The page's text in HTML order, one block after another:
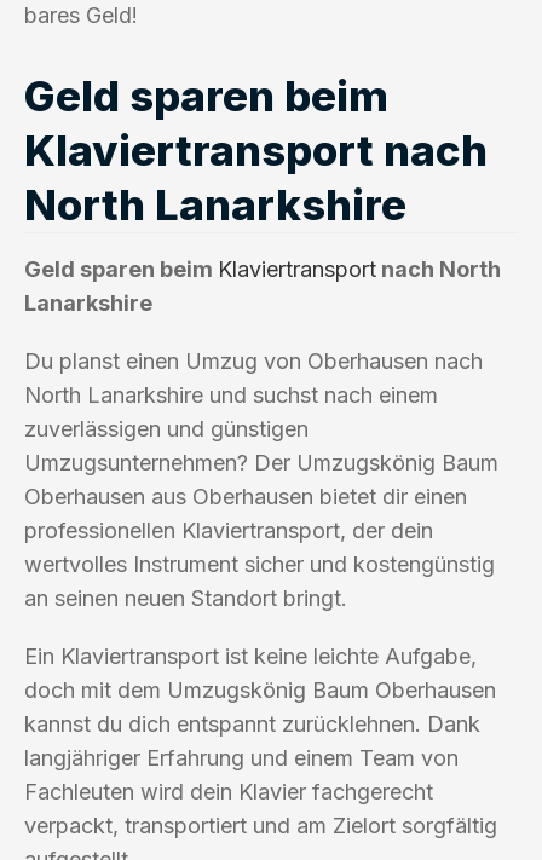
bares Geld!
Geld sparen beim
Klaviertransport nach
North Lanarkshire
Geld sparen beim Klaviertransport nach North
Lanarkshire
Du planst einen Umzug von Oberhausen nach
North Lanarkshire und suchst nach einem
zuverlässigen und günstigen
Umzugsunternehmen? Der Umzugskönig Baum
Oberhausen aus Oberhausen bietet dir einen
professionellen Klaviertransport, der dein
wertvolles Instrument sicher und kostengünstig
an seinen neuen Standort bringt.
Ein Klaviertransport ist keine leichte Aufgabe,
doch mit dem Umzugskönig Baum Oberhausen
kannst du dich entspannt zurücklehnen. Dank
langjähriger Erfahrung und einem Team von
Fachleuten wird dein Klavier fachgerecht
verpackt, transportiert und am Zielort sorgfältig